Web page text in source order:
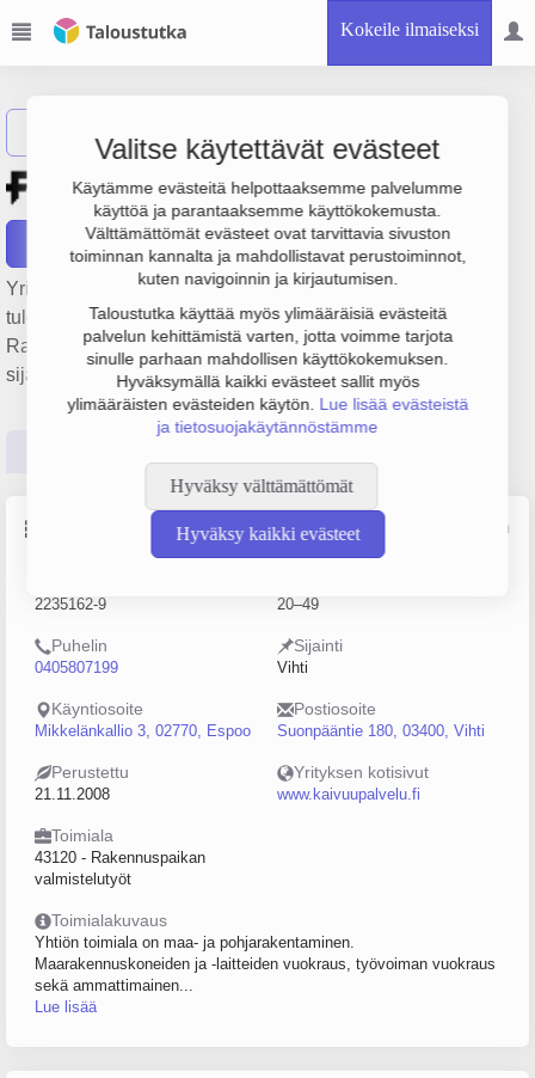
Kokeile ilmaiseksi
Valitse käytettävät evästeet
Käytämme evästeitä helpottaaksemme palvelumme
käyttöä ja parantaaksemme käyttökokemusta.
Välttämättömät evästeet ovat tarvittavia sivuston
toiminnan kannalta ja mahdollistavat perustoiminnot,
kuten navigoinnin ja kirjautumisen.
Taloustutka käyttää myös ylimääräisiä evästeitä
palvelun kehittämistä varten, jotta voimme tarjota
sinulle parhaan mahdollisen käyttökokemuksen.
Hyväksymällä kaikki evästeet sallit myös
ylimääräisten evästeiden käytön. Lue lisää evästeistä
ja tietosuojakäytännöstämme
Hyväksy välttämättömät
Hyväksy kaikki evästeet
Kaivuupalvelu Finer Oy
Raportit
Yrityksen Kaivuupalvelu Finer Oy liikevaihto on 40.4 milj. €,
tulos 6 milj. € ja henkilöstömäärä 47. Sen päätoimiala on
Rakennuspaikan valmistelutyöt, perustamisvuosi 2008 ja
sijainti Vihti. Yrityksen yhtiömuoto Osakeyhtiö (OY).
Lähde: YTJ, PRH, Traficom
2235162-9 20–49
Puhelin
0405807199
Sijainti
Vihti
Käyntiosoite
Mikkelänkallio 3, 02770, Espoo
Postiosoite
Suonpääntie 180, 03400, Vihti
Perustettu
21.11.2008
Yrityksen kotisivut
www.kaivuupalvelu.fi
Toimiala
43120 - Rakennuspaikan
valmistelutyöt
Toimialakuvaus
Yhtiön toimiala on maa- ja pohjarakentaminen.
Maarakennuskoneiden ja -laitteiden vuokraus, työvoiman vuokraus
sekä ammattimainen...
Lue lisää